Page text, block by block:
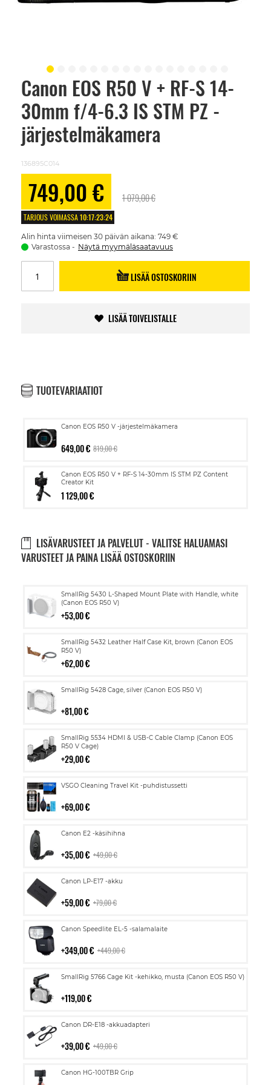
Canon EOS R50 V + RF-S 14-
30mm f/4-6.3 IS STM PZ -
järjestelmäkamera
136895C014
749,00 € 1 079,00 €
TARJOUS VOIMASSA 10:17:23:24
Alin hinta viimeisen 30 päivän aikana: 749 €
Varastossa
Näytä myymäläsaatavuus
LISÄÄ OSTOSKORIIN
LISÄÄ TOIVELISTALLE
TUOTEVARIAATIOT
Canon EOS R50 V -järjestelmäkamera
649,00 € 819,00 €
Canon EOS R50 V + RF-S 14-30mm IS STM PZ Content
Creator Kit
1 129,00 €
LISÄVARUSTEET JA PALVELUT - VALITSE HALUAMASI
VARUSTEET JA PAINA LISÄÄ OSTOSKORIIN
SmallRig 5430 L-Shaped Mount Plate with Handle, white
(Canon EOS R50 V)
53,00 €
Lisää
ostoskoriin
SmallRig 5432 Leather Half Case Kit, brown (Canon EOS
R50 V)
62,00 €
Lisää
ostoskoriin
SmallRig 5428 Cage, silver (Canon EOS R50 V)
81,00 €
Lisää
SmallRig 5534 HDMI & USB-C Cable Clamp (Canon EOS
R50 V Cage)
29,00 €
Lisää
ostoskoriin
VSGO Cleaning Travel Kit -puhdistussetti
69,00 €
Lisää
Canon E2 -käsihihna
35,00 € 49,00 €
Lisää
Canon LP-E17 -akku
59,00 € 79,00 €
Lisää
Canon Speedlite EL-5 -salamalaite
349,00 € 449,00 €
Lisää
SmallRig 5766 Cage Kit -kehikko, musta (Canon EOS R50 V)
119,00 €
Lisää
Canon DR-E18 -akkuadapteri
39,00 € 49,00 €
Lisää
Canon HG-100TBR Grip
Lisää
Skip
beginning
images